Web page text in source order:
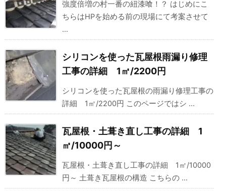
強度倍増の村一番の紐漆喰！？ はじめにこ
ちらはHPを始める前の現場にて考案させて
...
シリコンを使った瓦屋根雨漏り修理
工事の詳細 1㎡/2200円
シリコンを使った瓦屋根の雨漏り修理工事の
詳細 1㎡/2200円 このページではシ ...
瓦屋根・土葺き直し工事の詳細 1
㎡/10000円～
瓦屋根・土葺き直し工事の詳細 1㎡/10000
円～ 土葺き瓦屋根の構造 こちらの ...